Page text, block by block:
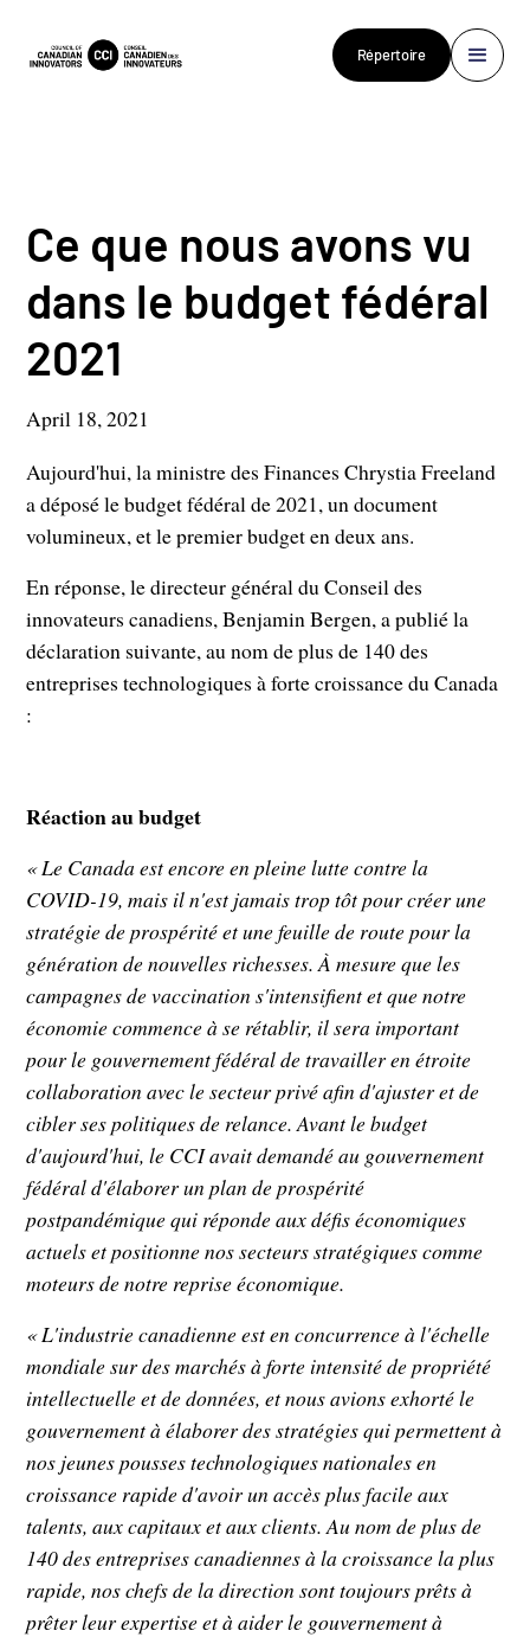
Répertoire
Ce que nous avons vu
dans le budget fédéral
2021
April 18, 2021
Aujourd'hui, la ministre des Finances Chrystia Freeland
a déposé le budget fédéral de 2021, un document
volumineux, et le premier budget en deux ans.
En réponse, le directeur général du Conseil des
innovateurs canadiens, Benjamin Bergen, a publié la
déclaration suivante, au nom de plus de 140 des
entreprises technologiques à forte croissance du Canada
:
Réaction au budget
« Le Canada est encore en pleine lutte contre la
COVID-19, mais il n'est jamais trop tôt pour créer une
stratégie de prospérité et une feuille de route pour la
génération de nouvelles richesses. À mesure que les
campagnes de vaccination s'intensifient et que notre
économie commence à se rétablir, il sera important
pour le gouvernement fédéral de travailler en étroite
collaboration avec le secteur privé afin d'ajuster et de
cibler ses politiques de relance. Avant le budget
d'aujourd'hui, le CCI avait demandé au gouvernement
fédéral d'élaborer un plan de prospérité
postpandémique qui réponde aux défis économiques
actuels et positionne nos secteurs stratégiques comme
moteurs de notre reprise économique.
« L'industrie canadienne est en concurrence à l'échelle
mondiale sur des marchés à forte intensité de propriété
intellectuelle et de données, et nous avions exhorté le
gouvernement à élaborer des stratégies qui permettent à
nos jeunes pousses technologiques nationales en
croissance rapide d'avoir un accès plus facile aux
talents, aux capitaux et aux clients. Au nom de plus de
140 des entreprises canadiennes à la croissance la plus
rapide, nos chefs de la direction sont toujours prêts à
prêter leur expertise et à aider le gouvernement à